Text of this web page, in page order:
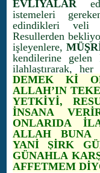
EVLİYALAR
istemeleri
edindikleri veli
Resullerden
işleyenlere,
kendilerine
ilahlaştırarak,
DEMEK Kİ
ALLAH’IN
YETKİYİ,
İNSANA
ONLARIDA
ALLAH BUNA
YANİ ŞİRK
GÜNAHLA
AFFETMEM